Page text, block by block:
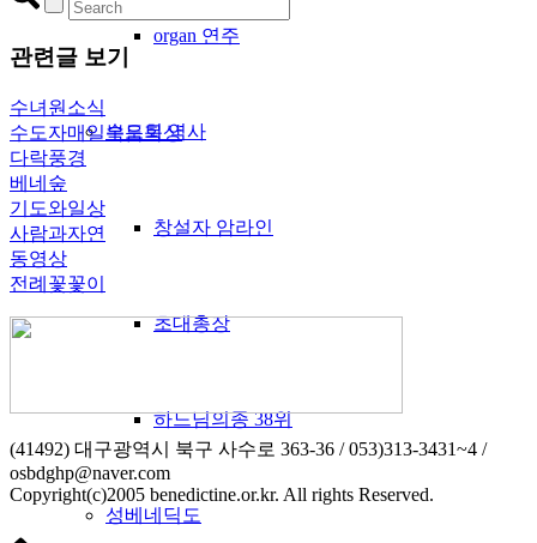
organ 연주
수도회 역사
창설자 암라인
초대총장
하느님의종 38위
성베네딕도
관련글 보기
수녀원소식
수도자매일복음묵상
다락풍경
베네숲
기도와일상
사람과자연
동영상
전례꽃꽃이
(41492) 대구광역시 북구 사수로 363-36 / 053)313-3431~4 /
osbdghp@naver.com
Copyright(c)2005 benedictine.or.kr. All rights Reserved.